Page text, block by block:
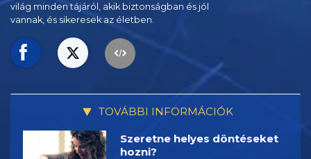
világ minden tájáról, akik biztonságban és jól
vannak, és sikeresek az életben.
TOVÁBBI INFORMÁCIÓK
Szeretne helyes döntéseket
hozni?